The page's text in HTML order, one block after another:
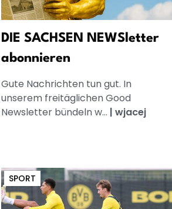
DIE SACHSEN NEWSletter
abonnieren
Gute Nachrichten tun gut. In
unserem freitäglichen Good
Newsletter bündeln w... | wjacej
SPORT